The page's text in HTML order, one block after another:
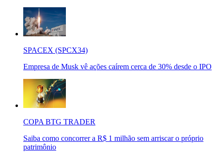
SPACEX (SPCX34)
Empresa de Musk vê ações caírem cerca de 30% desde o IPO
COPA BTG TRADER
Saiba como concorrer a R$ 1 milhão sem arriscar o próprio
patrimônio